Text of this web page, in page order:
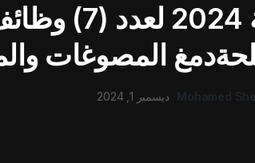
لسنة 2024
المصوغات
Mohamed ديسمبر 1, 2024